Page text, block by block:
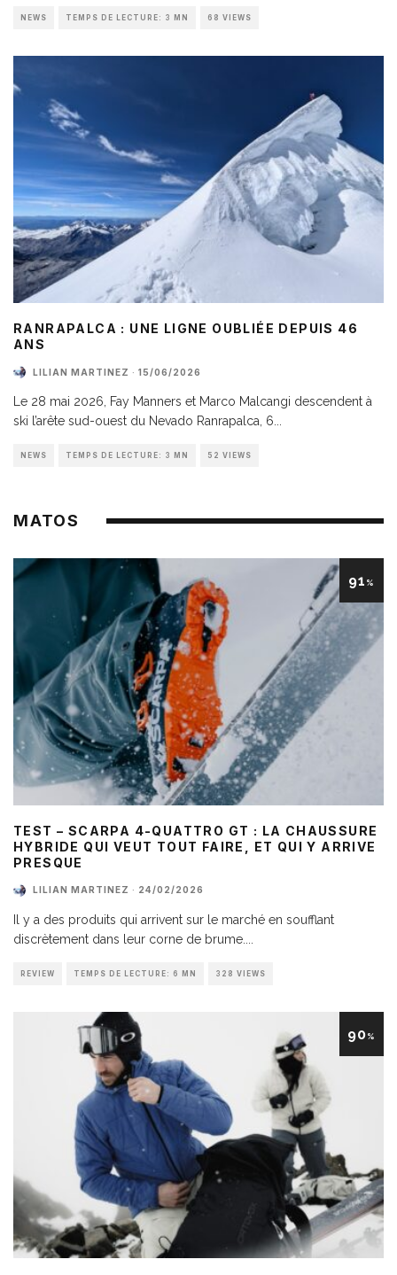
NEWS TEMPS DE LECTURE: 3 MN 68 VIEWS
RANRAPALCA : UNE LIGNE OUBLIÉE DEPUIS 46
ANS
LILIAN MARTINEZ · 15/06/2026
Le 28 mai 2026, Fay Manners et Marco Malcangi descendent à
ski l’arête sud-ouest du Nevado Ranrapalca, 6
NEWS TEMPS DE LECTURE: 3 MN 52 VIEWS
MATOS
91 %
TEST – SCARPA 4-QUATTRO GT : LA CHAUSSURE
HYBRIDE QUI VEUT TOUT FAIRE, ET QUI Y ARRIVE
PRESQUE
LILIAN MARTINEZ · 24/02/2026
Il y a des produits qui arrivent sur le marché en soufflant
discrètement dans leur corne de brume.
REVIEW TEMPS DE LECTURE: 6 MN 328 VIEWS
90%